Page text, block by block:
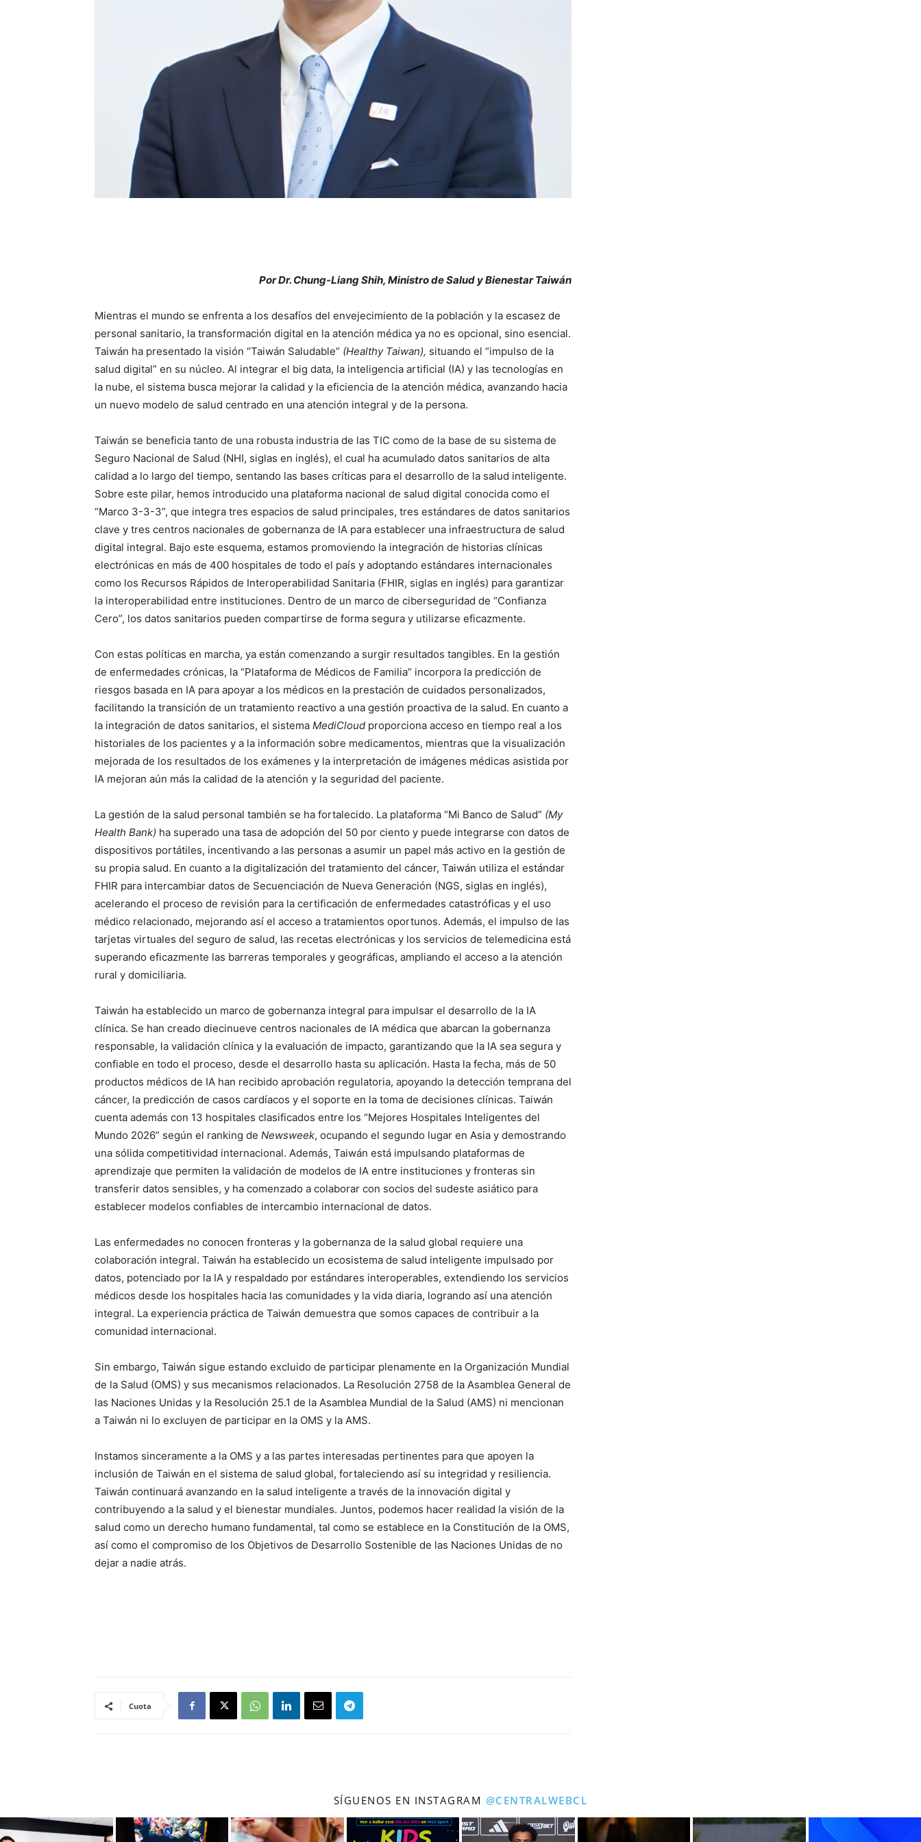
Por Dr. Chung-Liang Shih, Ministro de Salud y Bienestar Taiwán
Mientras el mundo se enfrenta a los desafíos del envejecimiento de la población y la escasez de
personal sanitario, la transformación digital en la atención médica ya no es opcional, sino esencial.
Taiwán ha presentado la visión “Taiwán Saludable” (Healthy Taiwan), situando el “impulso de la
salud digital” en su núcleo. Al integrar el big data, la inteligencia artificial (IA) y las tecnologías en
la nube, el sistema busca mejorar la calidad y la eficiencia de la atención médica, avanzando hacia
un nuevo modelo de salud centrado en una atención integral y de la persona.
Taiwán se beneficia tanto de una robusta industria de las TIC como de la base de su sistema de
Seguro Nacional de Salud (NHI, siglas en inglés), el cual ha acumulado datos sanitarios de alta
calidad a lo largo del tiempo, sentando las bases críticas para el desarrollo de la salud inteligente.
Sobre este pilar, hemos introducido una plataforma nacional de salud digital conocida como el
“Marco 3-3-3”, que integra tres espacios de salud principales, tres estándares de datos sanitarios
clave y tres centros nacionales de gobernanza de IA para establecer una infraestructura de salud
digital integral. Bajo este esquema, estamos promoviendo la integración de historias clínicas
electrónicas en más de 400 hospitales de todo el país y adoptando estándares internacionales
como los Recursos Rápidos de Interoperabilidad Sanitaria (FHIR, siglas en inglés) para garantizar
la interoperabilidad entre instituciones. Dentro de un marco de ciberseguridad de “Confianza
Cero”, los datos sanitarios pueden compartirse de forma segura y utilizarse eficazmente.
Con estas políticas en marcha, ya están comenzando a surgir resultados tangibles. En la gestión
de enfermedades crónicas, la “Plataforma de Médicos de Familia” incorpora la predicción de
riesgos basada en IA para apoyar a los médicos en la prestación de cuidados personalizados,
facilitando la transición de un tratamiento reactivo a una gestión proactiva de la salud. En cuanto a
la integración de datos sanitarios, el sistema MediCloud proporciona acceso en tiempo real a los
historiales de los pacientes y a la información sobre medicamentos, mientras que la visualización
mejorada de los resultados de los exámenes y la interpretación de imágenes médicas asistida por
IA mejoran aún más la calidad de la atención y la seguridad del paciente.
La gestión de la salud personal también se ha fortalecido. La plataforma “Mi Banco de Salud” (My
Health Bank) ha superado una tasa de adopción del 50 por ciento y puede integrarse con datos de
dispositivos portátiles, incentivando a las personas a asumir un papel más activo en la gestión de
su propia salud. En cuanto a la digitalización del tratamiento del cáncer, Taiwán utiliza el estándar
FHIR para intercambiar datos de Secuenciación de Nueva Generación (NGS, siglas en inglés),
acelerando el proceso de revisión para la certificación de enfermedades catastróficas y el uso
médico relacionado, mejorando así el acceso a tratamientos oportunos. Además, el impulso de las
tarjetas virtuales del seguro de salud, las recetas electrónicas y los servicios de telemedicina está
superando eficazmente las barreras temporales y geográficas, ampliando el acceso a la atención
rural y domiciliaria.
Taiwán ha establecido un marco de gobernanza integral para impulsar el desarrollo de la IA
clínica. Se han creado diecinueve centros nacionales de IA médica que abarcan la gobernanza
responsable, la validación clínica y la evaluación de impacto, garantizando que la IA sea segura y
confiable en todo el proceso, desde el desarrollo hasta su aplicación. Hasta la fecha, más de 50
productos médicos de IA han recibido aprobación regulatoria, apoyando la detección temprana del
cáncer, la predicción de casos cardíacos y el soporte en la toma de decisiones clínicas. Taiwán
cuenta además con 13 hospitales clasificados entre los “Mejores Hospitales Inteligentes del
Mundo 2026” según el ranking de Newsweek, ocupando el segundo lugar en Asia y demostrando
una sólida competitividad internacional. Además, Taiwán está impulsando plataformas de
aprendizaje que permiten la validación de modelos de IA entre instituciones y fronteras sin
transferir datos sensibles, y ha comenzado a colaborar con socios del sudeste asiático para
establecer modelos confiables de intercambio internacional de datos.
Las enfermedades no conocen fronteras y la gobernanza de la salud global requiere una
colaboración integral. Taiwán ha establecido un ecosistema de salud inteligente impulsado por
datos, potenciado por la IA y respaldado por estándares interoperables, extendiendo los servicios
médicos desde los hospitales hacia las comunidades y la vida diaria, logrando así una atención
integral. La experiencia práctica de Taiwán demuestra que somos capaces de contribuir a la
comunidad internacional.
Sin embargo, Taiwán sigue estando excluido de participar plenamente en la Organización Mundial
de la Salud (OMS) y sus mecanismos relacionados. La Resolución 2758 de la Asamblea General de
las Naciones Unidas y la Resolución 25.1 de la Asamblea Mundial de la Salud (AMS) ni mencionan
a Taiwán ni lo excluyen de participar en la OMS y la AMS.
Instamos sinceramente a la OMS y a las partes interesadas pertinentes para que apoyen la
inclusión de Taiwán en el sistema de salud global, fortaleciendo así su integridad y resiliencia.
Taiwán continuará avanzando en la salud inteligente a través de la innovación digital y
contribuyendo a la salud y el bienestar mundiales. Juntos, podemos hacer realidad la visión de la
salud como un derecho humano fundamental, tal como se establece en la Constitución de la OMS,
así como el compromiso de los Objetivos de Desarrollo Sostenible de las Naciones Unidas de no
dejar a nadie atrás.
Cuota
SÍGUENOS EN INSTAGRAM @CENTRALWEBCL